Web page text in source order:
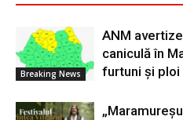
Breaking News
ANM
caniculă în
furtuni și